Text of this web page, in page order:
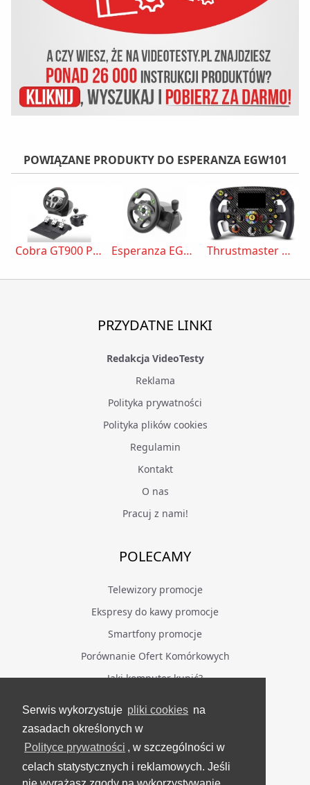
Serwis wykorzystuje pliki cookies na
zasadach określonych w
Polityce prywatności , w szczególności w
celach statystycznych i reklamowych. Jeśli
POWIĄZANE PRODUKTY DO ESPERANZA EGW101
Cobra GT900 Pro Rally Esperanza EGW101 Thrustmaster Formula Wheel Add-On Ferrari SF1000 Edition
PRZYDATNE LINKI
Redakcja VideoTesty
Reklama
Polityka prywatności
Polityka plików cookies
Regulamin
Kontakt
O nas
Pracuj z nami!
POLECAMY
Telewizory promocje
Ekspresy do kawy promocje
Smartfony promocje
Porównanie Ofert Komórkowych
Jaki komputer kupić?
BĄDŹ NA BIEŻĄCO
Facebook
Grupa Testerzy Videotestów